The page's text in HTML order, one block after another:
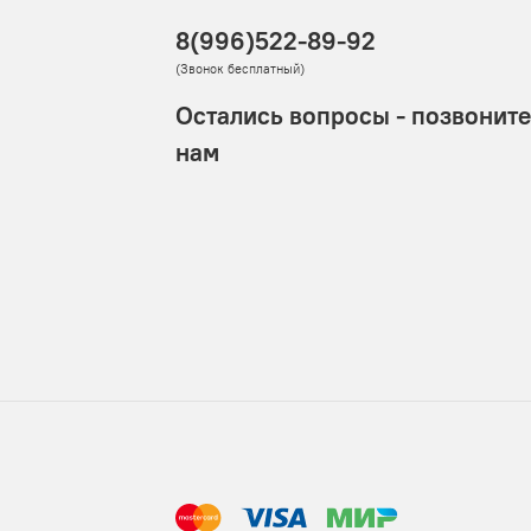
сразу, а потом сделать возврат.
на 100 заказов 3-4 обмена/возврата. Подробнее
получить посылку.
8(996)522-89-92
(Звонок бесплатный)
Остались вопросы - позвоните
нам